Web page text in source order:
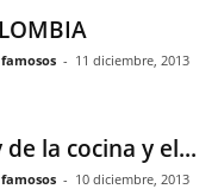
- 11 diciembre, 2013
la cocina y el...
- 10 diciembre, 2013